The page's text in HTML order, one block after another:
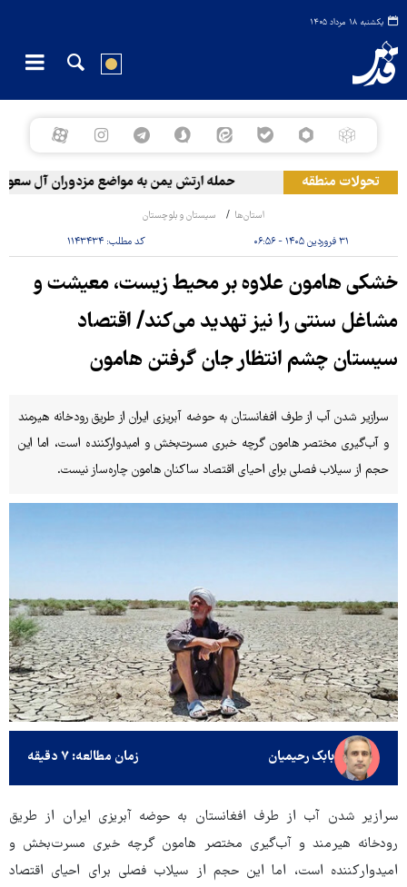
یکشنبه ۱۸ مرداد ۱۴۰۵
تحولات منطقه حمله ارتش یمن به مواضع مزدوران آل سعود
استان‌ها سیستان و بلوچستان
۳۱ فروردین ۱۴۰۵ - ۰۶:۵۶ کد مطلب: ۱۱۴۳۴۳۴
خشکی‌ هامون علاوه بر محیط زیست، معیشت و
مشاغل سنتی را نیز تهدید می‌کند/ اقتصاد
سیستان چشم ‌انتظار جان گرفتن ‌هامون
سرازیر شدن آب از طرف افغانستان به حوضه آبریزی ایران از طریق رودخانه هیرمند
و آب‌گیری مختصر ‌هامون گرچه خبری مسرت‌بخش و امیدوارکننده است، اما این
حجم از سیلاب فصلی برای احیای اقتصاد ساکنان ‌هامون چاره‌ساز نیست.
بابک رحیمیان زمان مطالعه: ۷ دقیقه
سرازیر شدن آب از طرف افغانستان به حوضه آبریزی ایران از طریق
رودخانه هیرمند و آب‌گیری مختصر ‌هامون گرچه خبری مسرت‌بخش و
امیدوارکننده است، اما این حجم از سیلاب فصلی برای احیای اقتصاد